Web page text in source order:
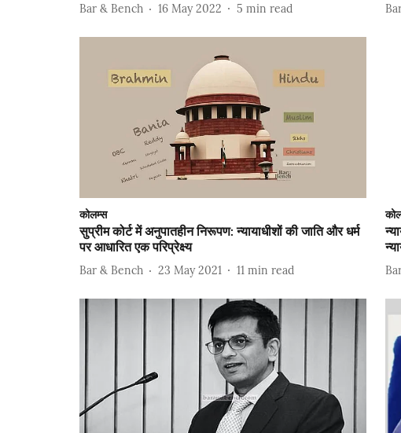
Bar & Bench 16 May 2022 5 min read
कोलम्स
सुप्रीम कोर्ट में अनुपातहीन निरूपण: न्यायाधीशों की जाति और धर्म
पर आधारित एक परिप्रेक्ष्य
Bar & Bench 23 May 2021 11 min read